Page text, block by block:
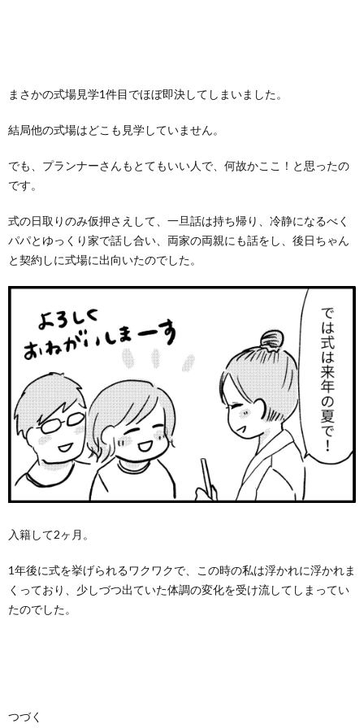
まさかの式場見学1件目でほぼ即決してしまいました。
結局他の式場はどこも見学していません。
でも、プランナーさんもとてもいい人で、何故かここ！と思ったの
です。
式の日取りのみ仮押さえして、一旦話は持ち帰り、冷静になるべく
パパとゆっくり家で話し合い、両家の両親にも話をし、後日ちゃん
と契約しに式場に出向いたのでした。
入籍して2ヶ月。
1年後に式を挙げられるワクワクで、この時の私は浮かれに浮かれま
くっており、少しづつ出ていた体調の変化を受け流してしまってい
たのでした。
つづく